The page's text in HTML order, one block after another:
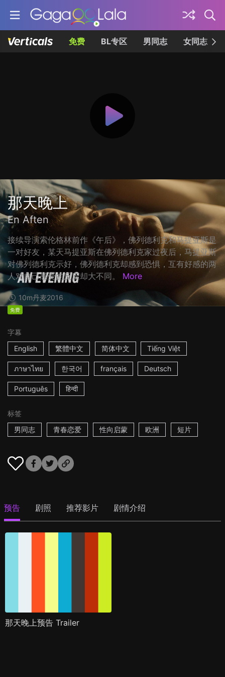
免费 BL专区 男同志 女同志
那天晚上
En Aften
接续导演索伦格林前作《午后》，佛列德利克和马提亚斯是
一对好友，某天马提亚斯在佛列德利克家过夜后，马提亚斯
对佛列德利克示好，佛列德利克却感到恐惧，互有好感的两
人对自己感受的反应却大不同。
More
10m丹麦2016
免费
字幕
English
繁體中文 简体中文 Tiếng Việt
ภาษาไทย 한국어 français Deutsch
Português हिन्दी
标签
男同志
青春恋爱 性向启蒙 欧洲 短片
预告 剧照 推荐影片 剧情介绍
那天晚上预告 Trailer